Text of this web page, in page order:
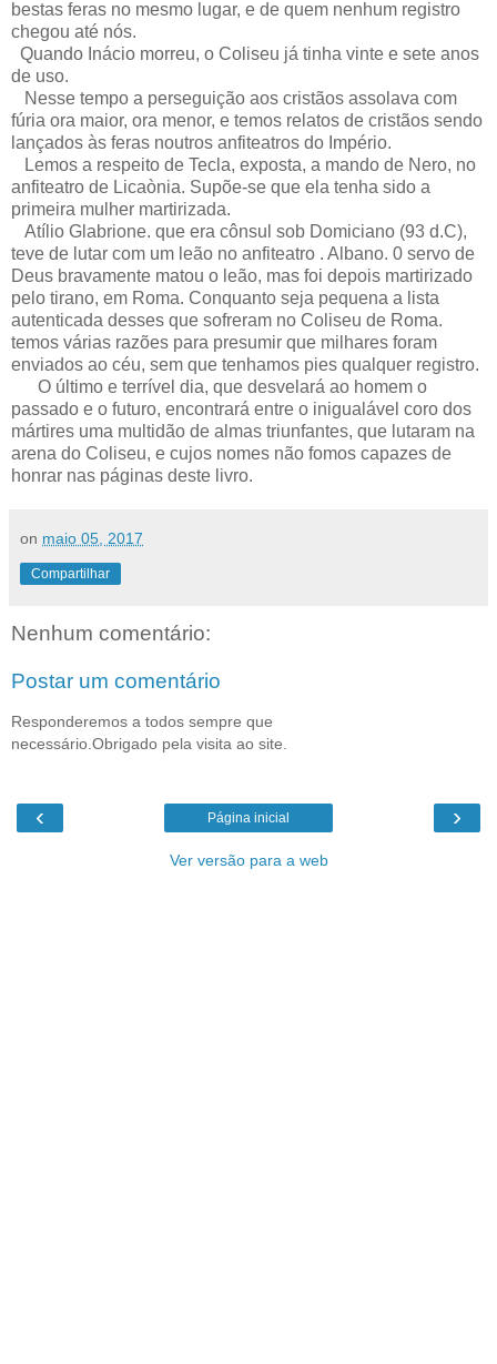
bestas feras no mesmo lugar, e de quem nenhum registro
chegou até nós.
Quando Inácio morreu, o Coliseu já tinha vinte e sete anos
de uso.
Nesse tempo a perseguição aos cristãos assolava com
fúria ora maior, ora menor, e temos relatos de cristãos sendo
lançados às feras noutros anfiteatros do Império.
Lemos a respeito de Tecla, exposta, a mando de Nero, no
anfiteatro de Licaònia. Supõe-se que ela tenha sido a
primeira mulher martirizada.
Atílio Glabrione. que era cônsul sob Domiciano (93 d.C),
teve de lutar com um leão no anfiteatro . Albano. 0 servo de
Deus bravamente matou o leão, mas foi depois martirizado
pelo tirano, em Roma. Conquanto seja pequena a lista
autenticada desses que sofreram no Coliseu de Roma.
temos várias razões para presumir que milhares foram
enviados ao céu, sem que tenhamos pies qualquer registro.
O último e terrível dia, que desvelará ao homem o
passado e o futuro, encontrará entre o inigualável coro dos
mártires uma multidão de almas triunfantes, que lutaram na
arena do Coliseu, e cujos nomes não fomos capazes de
honrar nas páginas deste livro.
on maio 05, 2017
Compartilhar
Nenhum comentário:
Postar um comentário
Responderemos a todos sempre que
necessário.Obrigado pela visita ao site.
‹ ›
Página inicial
Ver versão para a web